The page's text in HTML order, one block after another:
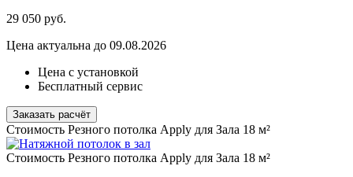
29 050 руб.
Цена актуальна до 09.08.2026
Цена с установкой
Бесплатный сервис
Заказать расчёт
Стоимость Резного потолка Apply для Зала 18 м²
Стоимость Резного потолка Apply для Зала 18 м²